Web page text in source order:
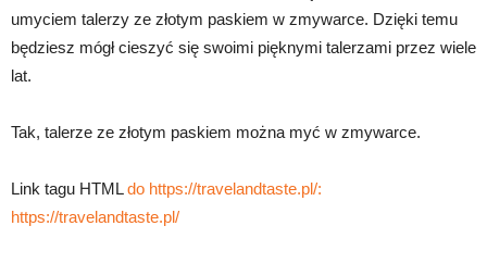
umyciem talerzy ze złotym paskiem w zmywarce. Dzięki temu
będziesz mógł cieszyć się swoimi pięknymi talerzami przez wiele
lat.
Tak, talerze ze złotym paskiem można myć w zmywarce.
Link tagu HTMLdo https://travelandtaste.pl/:
https://travelandtaste.pl/